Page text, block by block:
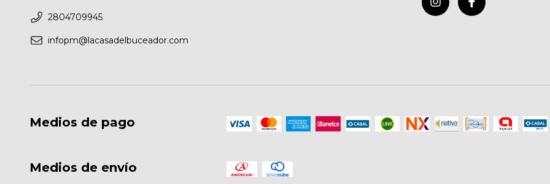
2804709945
infopm@lacasadelbuceador.com
Medios de pago
Medios de envío